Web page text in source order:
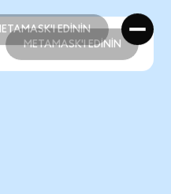
EDİNİN
EDİNİN
METAMASK'I EDİNİN